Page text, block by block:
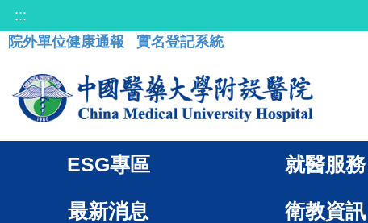
:::
院外單位健康通報
實名登記系統
ESG專區 就醫服務
最新消息 衛教資訊